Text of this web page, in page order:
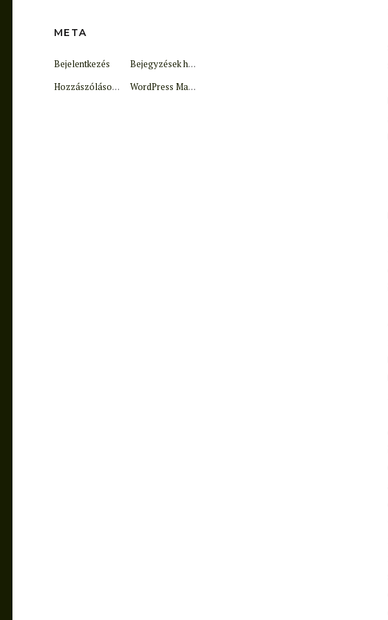
META
Bejelentkezés
Bejegyzések hírcsatorna
Hozzászólások hírcsatorna
WordPress Magyarország